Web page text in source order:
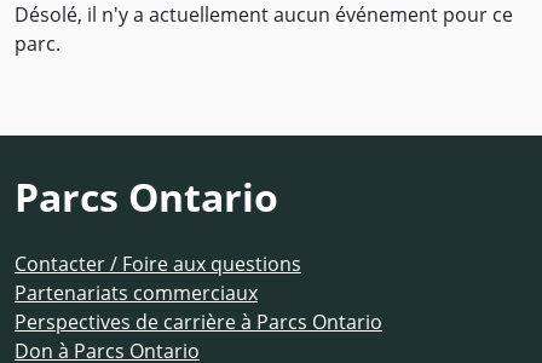
Désolé, il n'y a actuellement aucun événement pour ce
parc.
Parcs Ontario
Contacter / Foire aux questions
Partenariats commerciaux
Perspectives de carrière à Parcs Ontario
Don à Parcs Ontario